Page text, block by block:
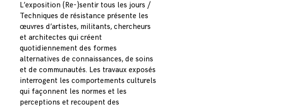
L’exposition (Re-)sentir tous les jours /
Techniques de résistance présente les
œuvres d’artistes, militants, chercheurs
et architectes qui créent
quotidiennement des formes
alternatives de connaissances, de soins
et de communautés. Les travaux exposés
interrogent les comportements culturels
qui façonnent les normes et les
perceptions et recoupent des